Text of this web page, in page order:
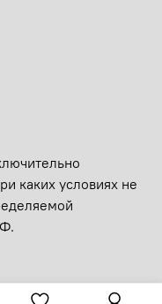
каких условиях не